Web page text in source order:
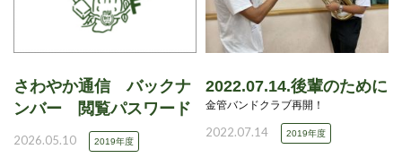
さわやか通信 バックナ
ンバー 閲覧パスワード
2026.05.10 2019年度
2022.07.14.後輩のために
金管バンドクラブ再開！
2022.07.14 2019年度